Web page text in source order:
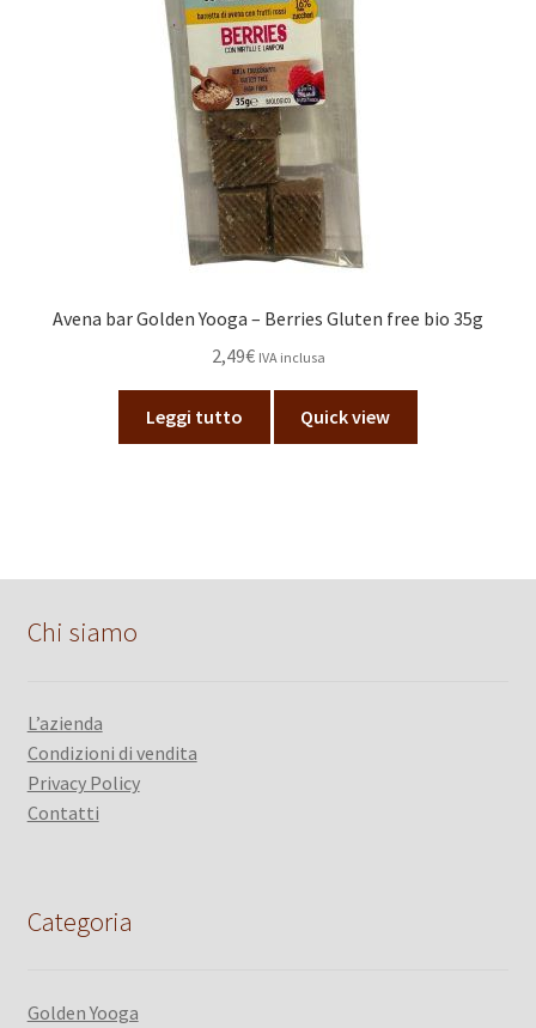
Avena bar Golden Yooga – Berries Gluten free bio 35g
2,49€ IVA inclusa
Leggi tutto Quick view
Chi siamo
L’azienda
Condizioni di vendita
Privacy Policy
Contatti
Categoria
Golden Yooga